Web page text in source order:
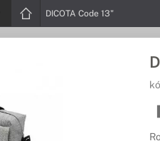
DICOTA Code 13"